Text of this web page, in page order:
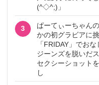
(^◇^;)」
3
ぱーてぃーちゃん
かの初グラビアに
「FRIDAY」でお
ジーンズを脱いだ
セクシーショット
し